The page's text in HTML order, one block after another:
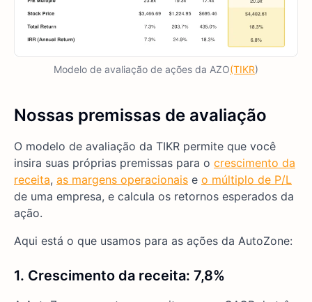
Modelo de avaliação de ações da AZO(TIKR)
Nossas premissas de avaliação
O modelo de avaliação da TIKR permite que você
insira suas próprias premissas para o crescimento da
receita, as margens operacionais e o múltiplo de P/L
de uma empresa, e calcula os retornos esperados da
ação.
Aqui está o que usamos para as ações da AutoZone:
1. Crescimento da receita: 7,8%